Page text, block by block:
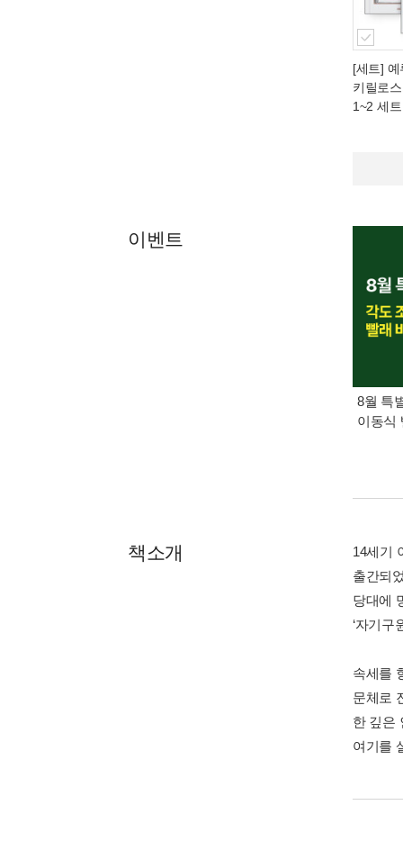
[세트]
키릴로
1~2 세
이벤트
8월 특
이동식
책소개
14세기
출간되
당대에
‘자기구
속세를
문체로
한 깊은
여기를